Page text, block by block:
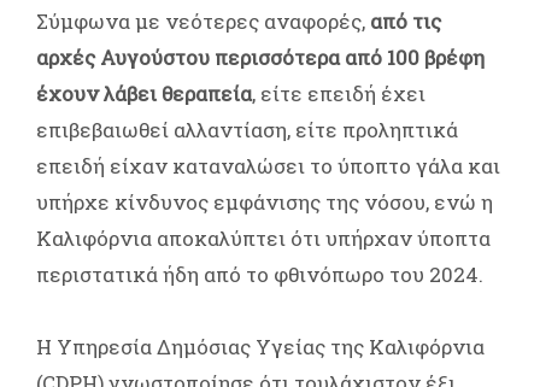
Σύμφωνα με νεότερες αναφορές, από τις
αρχές Αυγούστου περισσότερα από 100 βρέφη
έχουν λάβει θεραπεία, είτε επειδή έχει
επιβεβαιωθεί αλλαντίαση, είτε προληπτικά
επειδή είχαν καταναλώσει το ύποπτο γάλα και
υπήρχε κίνδυνος εμφάνισης της νόσου, ενώ η
Καλιφόρνια αποκαλύπτει ότι υπήρχαν ύποπτα
περιστατικά ήδη από το φθινόπωρο του 2024.
Η Υπηρεσία Δημόσιας Υγείας της Καλιφόρνια